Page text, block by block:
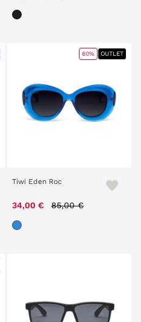
Tiwi Eden Roc
34,00 € Price reduced from
85,00 €
60% OUTLET